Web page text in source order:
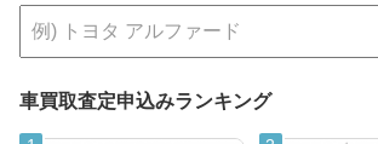
車買取査定申込みランキング